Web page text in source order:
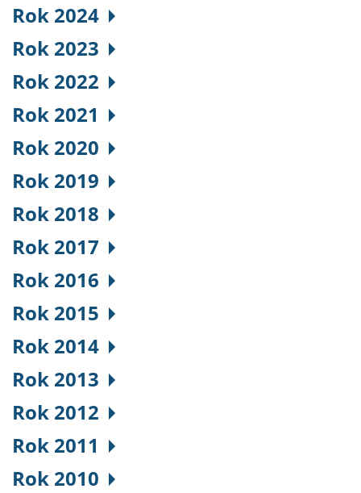
Rok 2024
Rok 2023
Rok 2022
Rok 2021
Rok 2020
Rok 2019
Rok 2018
Rok 2017
Rok 2016
Rok 2015
Rok 2014
Rok 2013
Rok 2012
Rok 2011
Rok 2010